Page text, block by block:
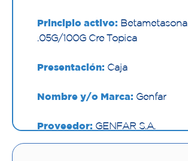
Principio activo: Betametasona
.05G/100G Cre Topica
Presentación: Caja
Nombre y/o Marca: Genfar
Proveedor: GENFAR S.A.